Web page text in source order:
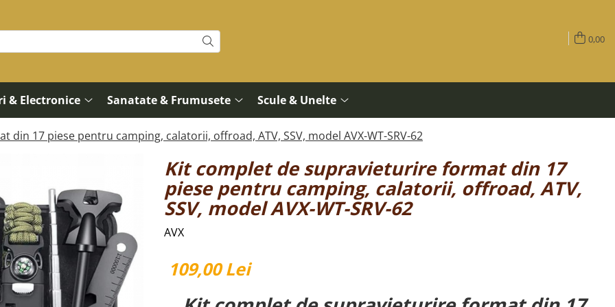
0,00
& Electronice Sanatate & Frumusete Scule & Unelte
17 piese pentru camping, calatorii, offroad, ATV, SSV, model AVX-WT-SRV-62
Kit complet de supravieturire format din 17
piese pentru camping, calatorii, offroad, ATV,
SSV, model AVX-WT-SRV-62
AVX
109,00 Lei